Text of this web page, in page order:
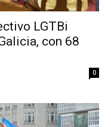
LGTBi
con 68
0